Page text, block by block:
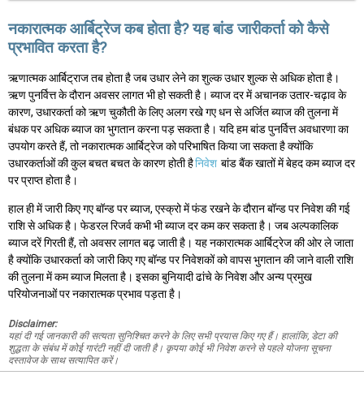
नकारात्मक आर्बिट्रेज कब होता है? यह बांड जारीकर्ता को कैसे
प्रभावित करता है?
ऋणात्मक आर्बिट्राज तब होता है जब उधार लेने का शुल्क उधार शुल्क से अधिक होता है।
ऋण पुनर्वित्त के दौरान अवसर लागत भी हो सकती है। ब्याज दर में अचानक उतार-चढ़ाव के
कारण, उधारकर्ता को ऋण चुकौती के लिए अलग रखे गए धन से अर्जित ब्याज की तुलना में
बंधक पर अधिक ब्याज का भुगतान करना पड़ सकता है। यदि हम बांड पुनर्वित्त अवधारणा का
उपयोग करते हैं, तो नकारात्मक आर्बिट्रेज को परिभाषित किया जा सकता है क्योंकि
उधारकर्ताओं की कुल बचत बचत के कारण होती हैनिवेश बांड बैंक खातों में बेहद कम ब्याज दर
पर प्राप्त होता है।
हाल ही में जारी किए गए बॉन्ड पर ब्याज, एस्क्रो में फंड रखने के दौरान बॉन्ड पर निवेश की गई
राशि से अधिक है। फेडरल रिजर्व कभी भी ब्याज दर कम कर सकता है। जब अल्पकालिक
ब्याज दरें गिरती हैं, तो अवसर लागत बढ़ जाती है। यह नकारात्मक आर्बिट्रेज की ओर ले जाता
है क्योंकि उधारकर्ता को जारी किए गए बॉन्ड पर निवेशकों को वापस भुगतान की जाने वाली राशि
की तुलना में कम ब्याज मिलता है। इसका बुनियादी ढांचे के निवेश और अन्य प्रमुख
परियोजनाओं पर नकारात्मक प्रभाव पड़ता है।
Disclaimer:
यहां दी गई जानकारी की सत्यता सुनिश्चित करने के लिए सभी प्रयास किए गए हैं। हालांकि, डेटा की
शुद्धता के संबंध में कोई गारंटी नहीं दी जाती है। कृपया कोई भी निवेश करने से पहले योजना सूचना
दस्तावेज के साथ सत्यापित करें।